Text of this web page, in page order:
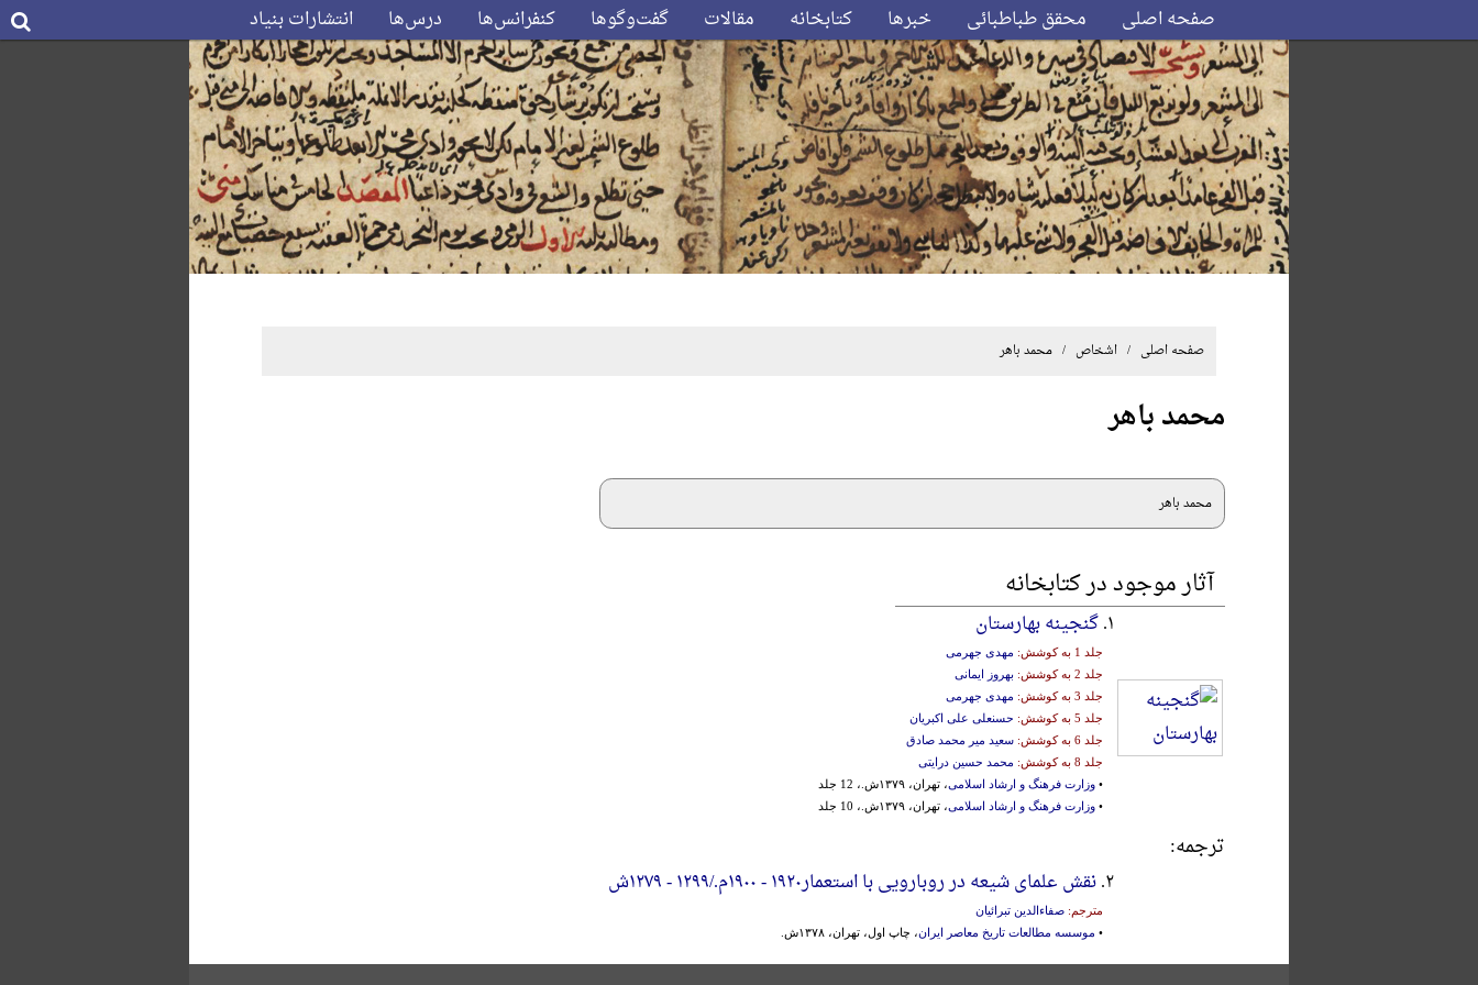
صفحه اصلی محقق طباطبائی خبرها کتابخانه مقالات گفت‌وگوها کنفرانس‌ها درس‌ها انتشارات بنیاد
صفحه اصلی / اشخاص / محمد باهر
محمد باهر
محمد باهر
آثار موجود در کتابخانه
۱. گنجینه بهارستان
جلد 1 به کوشش:
مهدی جهرمی
جلد 2 به کوشش:
بهروز ایمانی
جلد 3 به کوشش:
مهدی جهرمی
جلد 5 به کوشش:
حسنعلی علی اکبریان
جلد 6 به کوشش:
سعید میر محمد صادق
جلد 8 به کوشش:
محمد حسین درایتی
• وزارت فرهنگ و ارشاد اسلامی، تهران، ۱۳۷۹ش.، 12 جلد
• وزارت فرهنگ و ارشاد اسلامی، تهران، ۱۳۷۹ش.، 10 جلد
ترجمه:
۲. نقش علمای شیعه در روبارویی با استعمار۱۹۲۰ - ۱۹۰۰م‌./‌۱۲۹۹ - ۱۲۷۹ش
مترجم: صفاءالدین تبرائیان
• موسسه مطالعات تاریخ معاصر ایران، چاپ اول، تهران، ۱۳۷۸ش.